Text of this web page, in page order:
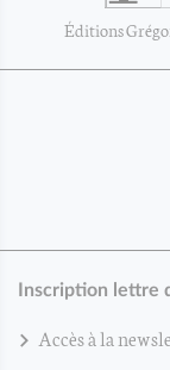
Éditions
Inscription lettre
Accès à la